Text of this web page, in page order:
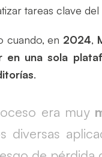
tareas clave del
cuando, en 2024,
en una sola
.
era muy
diversas